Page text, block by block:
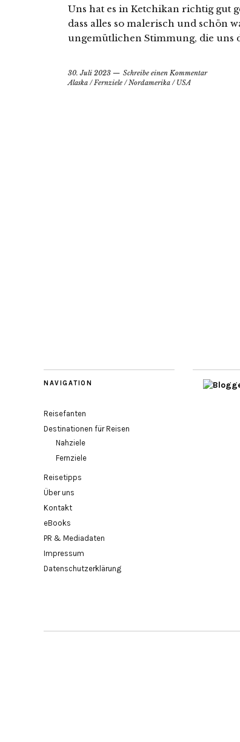
Uns hat es in Ketchikan richtig gut
dass alles so malerisch und schön
ungemütlichen Stimmung, die uns
30. Juli 2023
Schreibe einen Kommentar
Alaska /Fernziele /Nordamerika / USA
NAVIGATION
Reisefanten
Destinationen für Reisen
Nahziele
Fernziele
Reisetipps
Über uns
Kontakt
eBooks
PR & Mediadaten
Impressum
Datenschutzerklärung